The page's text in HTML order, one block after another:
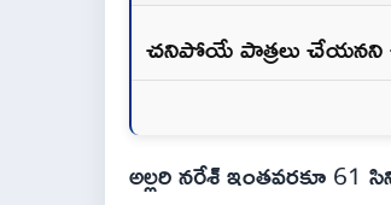
చనిపోయే పాత్రలు చేయనని
అల్లరి నరేశ్ ఇంతవరకూ